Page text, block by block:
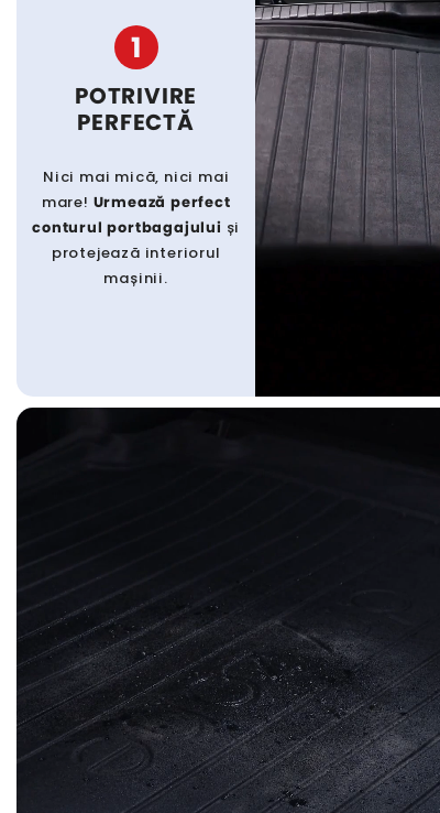
1
POTRIVIRE
PERFECTĂ
Nici mai mică, nici mai
mare! Urmează perfect
conturul portbagajului și
protejează interiorul
mașinii.